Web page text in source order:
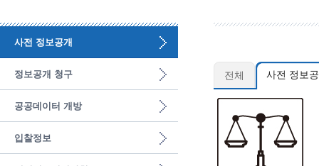
사전 정보공개
정보공개 청구
공공데이터 개방
입찰정보
전체 사전 정보